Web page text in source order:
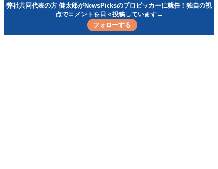
弊社共同代表の方 健太郎がNewsPicksのプロピッカーに就任！独自の視
点でコメントを日々投稿しています→
フォローする